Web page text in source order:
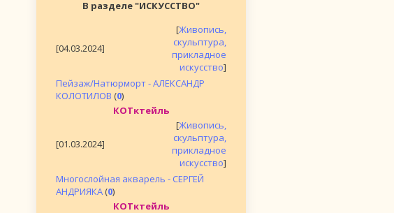
В разделе "ИСКУССТВО"
[04.03.2024]
[Живопись,
скульптура,
прикладное
искусство]
Пейзаж/Натюрморт - АЛЕКСАНДР
КОЛОТИЛОВ (0)
КОТктейль
[01.03.2024]
[Живопись,
скульптура,
прикладное
искусство]
Многослойная акварель - СЕРГЕЙ
АНДРИЯКА (0)
КОТктейль